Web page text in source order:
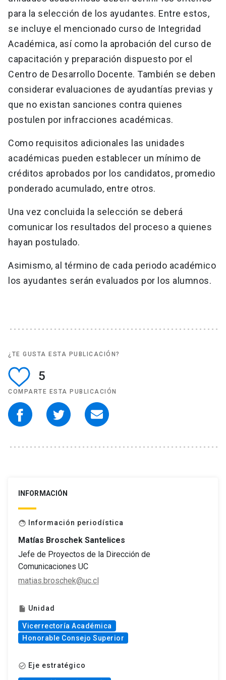
para la selección de los ayudantes. Entre estos,
se incluye el mencionado curso de Integridad
Académica, así como la aprobación del curso de
capacitación y preparación dispuesto por el
Centro de Desarrollo Docente. También se deben
considerar evaluaciones de ayudantías previas y
que no existan sanciones contra quienes
postulen por infracciones académicas.
Como requisitos adicionales las unidades
académicas pueden establecer un mínimo de
créditos aprobados por los candidatos, promedio
ponderado acumulado, entre otros.
Una vez concluida la selección se deberá
comunicar los resultados del proceso a quienes
hayan postulado.
Asimismo, al término de cada periodo académico
los ayudantes serán evaluados por los alumnos.
¿TE GUSTA ESTA PUBLICACIÓN?
5
COMPARTE ESTA PUBLICACIÓN
INFORMACIÓN
face Información periodística
Matías Broschek Santelices
Jefe de Proyectos de la Dirección de
Comunicaciones UC
matias.broschek@uc.cl
insert_drive_file Unidad
Vicerrectoría Académica
Honorable Consejo Superior
check_circle_outline Eje estratégico